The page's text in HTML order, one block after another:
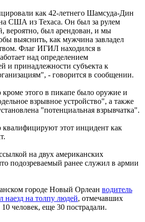
как 42-летнего Шамсуда-Дин
США из Техаса. Он был за рулем
вероятно, был арендован, и мы
выяснить, как мужчина завладел
Флаг ИГИЛ находился в
над определением
и принадлежности субъекта к
- говорится в сообщении.
этого в пикапе было оружие и
взрывное устройство", а также
​​"потенциальная взрывчатка".
этот инцидент как
на двух американских
подозреваемый ранее служил в армии
городе Новый Орлеан водитель
наезд на толпу людей, отмечавших
человек, еще 30 пострадали.